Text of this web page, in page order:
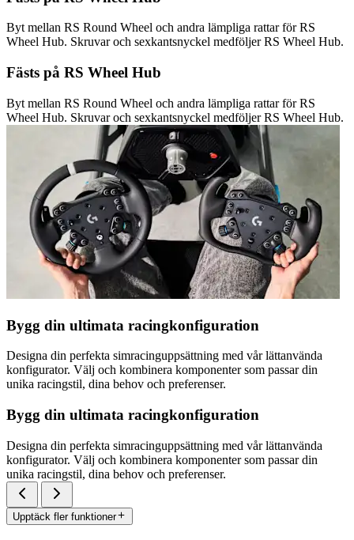
Byt mellan RS Round Wheel och andra lämpliga rattar för RS
Wheel Hub. Skruvar och sexkantsnyckel medföljer RS Wheel Hub.
Fästs på RS Wheel Hub
Byt mellan RS Round Wheel och andra lämpliga rattar för RS
Wheel Hub. Skruvar och sexkantsnyckel medföljer RS Wheel Hub.
Bygg din ultimata racingkonfiguration
Designa din perfekta simracinguppsättning med vår lättanvända
konfigurator. Välj och kombinera komponenter som passar din
unika racingstil, dina behov och preferenser.
Bygg din ultimata racingkonfiguration
Designa din perfekta simracinguppsättning med vår lättanvända
konfigurator. Välj och kombinera komponenter som passar din
unika racingstil, dina behov och preferenser.
Upptäck fler funktioner